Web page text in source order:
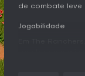
de combate leve
Jogabilidade